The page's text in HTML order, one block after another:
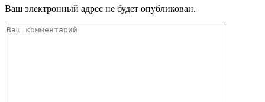
Ваш электронный адрес не будет опубликован.